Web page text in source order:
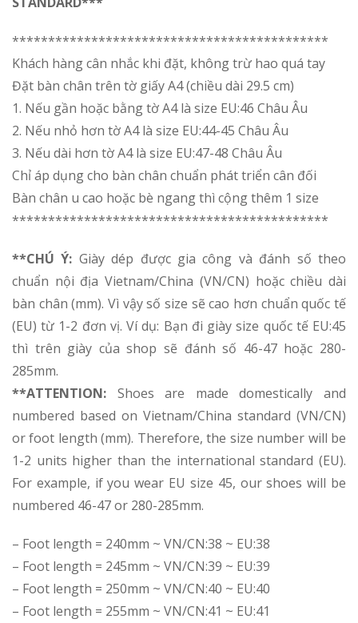
********************************************
Khách hàng cân nhắc khi đặt, không trừ hao quá tay
Đặt bàn chân trên tờ giấy A4 (chiều dài 29.5 cm)
1. Nếu gần hoặc bằng tờ A4 là size EU:46 Châu Âu
2. Nếu nhỏ hơn tờ A4 là size EU:44-45 Châu Âu
3. Nếu dài hơn tờ A4 là size EU:47-48 Châu Âu
Chỉ áp dụng cho bàn chân chuẩn phát triển cân đối
Bàn chân u cao hoặc bè ngang thì cộng thêm 1 size
********************************************
**CHÚ Ý: Giày dép được gia công và đánh số theo
chuẩn nội địa Vietnam/China (VN/CN) hoặc chiều dài
bàn chân (mm). Vì vậy số size sẽ cao hơn chuẩn quốc tế
(EU) từ 1-2 đơn vị. Ví dụ: Bạn đi giày size quốc tế EU:45
thì trên giày của shop sẽ đánh số 46-47 hoặc 280-
285mm.
**ATTENTION: Shoes are made domestically and
numbered based on Vietnam/China standard (VN/CN)
or foot length (mm). Therefore, the size number will be
1-2 units higher than the international standard (EU).
For example, if you wear EU size 45, our shoes will be
numbered 46-47 or 280-285mm.
– Foot length = 240mm ~ VN/CN:38 ~ EU:38
– Foot length = 245mm ~ VN/CN:39 ~ EU:39
– Foot length = 250mm ~ VN/CN:40 ~ EU:40
– Foot length = 255mm ~ VN/CN:41 ~ EU:41